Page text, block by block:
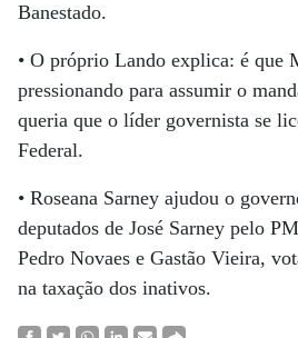
Banestado.
• O próprio Lando explica: é que
pressionando para assumir o
queria que o líder governista se
Federal.
• Roseana Sarney ajudou o
deputados de José Sarney pelo
Pedro Novaes e Gastão Vieira,
na taxação dos inativos.